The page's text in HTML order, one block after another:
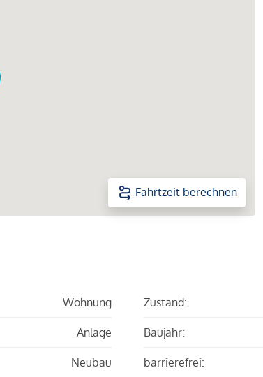
Fahrtzeit berechnen
Wohnung
Anlage
Neubau
Zustand:
Baujahr:
barrierefrei: